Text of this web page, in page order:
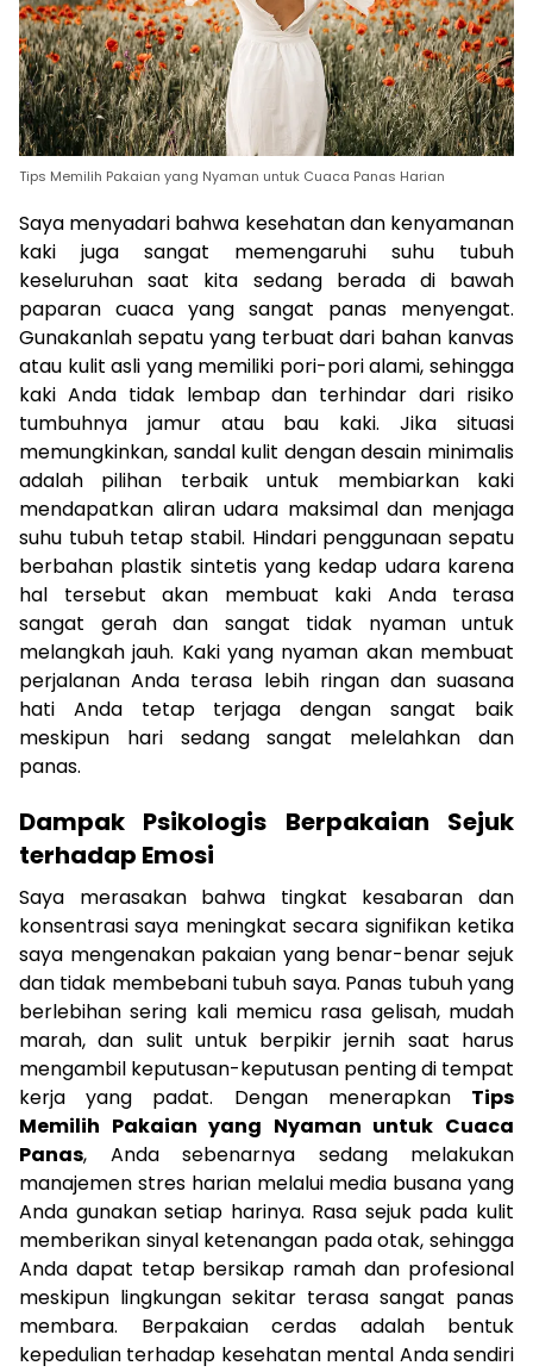
Tips Memilih Pakaian yang Nyaman untuk Cuaca Panas Harian
Saya menyadari bahwa kesehatan dan kenyamanan
kaki juga sangat memengaruhi suhu tubuh
keseluruhan saat kita sedang berada di bawah
paparan cuaca yang sangat panas menyengat.
Gunakanlah sepatu yang terbuat dari bahan kanvas
atau kulit asli yang memiliki pori-pori alami, sehingga
kaki Anda tidak lembap dan terhindar dari risiko
tumbuhnya jamur atau bau kaki. Jika situasi
memungkinkan, sandal kulit dengan desain minimalis
adalah pilihan terbaik untuk membiarkan kaki
mendapatkan aliran udara maksimal dan menjaga
suhu tubuh tetap stabil. Hindari penggunaan sepatu
berbahan plastik sintetis yang kedap udara karena
hal tersebut akan membuat kaki Anda terasa
sangat gerah dan sangat tidak nyaman untuk
melangkah jauh. Kaki yang nyaman akan membuat
perjalanan Anda terasa lebih ringan dan suasana
hati Anda tetap terjaga dengan sangat baik
meskipun hari sedang sangat melelahkan dan
panas.
Dampak Psikologis Berpakaian Sejuk
terhadap Emosi
Saya merasakan bahwa tingkat kesabaran dan
konsentrasi saya meningkat secara signifikan ketika
saya mengenakan pakaian yang benar-benar sejuk
dan tidak membebani tubuh saya. Panas tubuh yang
berlebihan sering kali memicu rasa gelisah, mudah
marah, dan sulit untuk berpikir jernih saat harus
mengambil keputusan-keputusan penting di tempat
kerja yang padat. Dengan menerapkan Tips
Memilih Pakaian yang Nyaman untuk Cuaca
Panas, Anda sebenarnya sedang melakukan
manajemen stres harian melalui media busana yang
Anda gunakan setiap harinya. Rasa sejuk pada kulit
memberikan sinyal ketenangan pada otak, sehingga
Anda dapat tetap bersikap ramah dan profesional
meskipun lingkungan sekitar terasa sangat panas
membara. Berpakaian cerdas adalah bentuk
kepedulian terhadap kesehatan mental Anda sendiri